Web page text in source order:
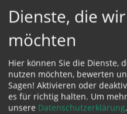
Ort:
Pfarrheim Traun
Johann-Roithner-Straße 3
4050 Traun
Dienste, die
möchten
Hier können Sie die Dienste,
nutzen möchten, bewerten
Sagen! Aktivieren oder
es für richtig halten. Um
unsere Datenschutzerklärung.